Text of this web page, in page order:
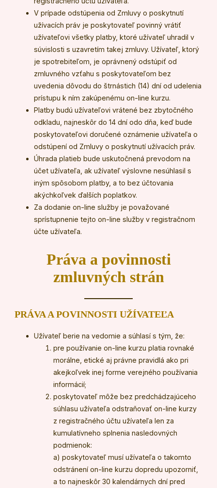
V prípade odstúpenia od Zmluvy o poskytnutí
užívacích práv je poskytovateľ povinný vrátiť
užívateľovi všetky platby, ktoré užívateľ uhradil v
súvislosti s uzavretím takej zmluvy. Užívateľ, ktorý
je spotrebiteľom, je oprávnený odstúpiť od
zmluvného vzťahu s poskytovateľom bez
uvedenia dôvodu do štrnástich (14) dní od udelenia
prístupu k ním zakúpenému on-line kurzu.
Platby budú užívateľovi vrátené bez zbytočného
odkladu, najneskôr do 14 dní odo dňa, keď bude
poskytovateľovi doručené oznámenie užívateľa o
odstúpení od Zmluvy o poskytnutí užívacích práv.
Úhrada platieb bude uskutočnená prevodom na
účet užívateľa, ak užívateľ výslovne nesúhlasil s
iným spôsobom platby, a to bez účtovania
akýchkoľvek ďalších poplatkov.
Za dodanie on-line služby je považované
sprístupnenie tejto on-line služby v registračnom
účte užívateľa.
Práva a povinnosti
zmluvných strán
PRÁVA A POVINNOSTI UŽÍVATEĽA
Užívateľ berie na vedomie a súhlasí s tým, že:
pre používanie on-line kurzu platia rovnaké
morálne, etické aj právne pravidlá ako pri
akejkoľvek inej forme verejného používania
informácií;
poskytovateľ môže bez predchádzajúceho
súhlasu užívateľa odstraňovať on-line kurzy
z registračného účtu užívateľa len za
kumulatívneho splnenia nasledovných
podmienok:
a) poskytovateľ musí užívateľa o takomto
odstránení on-line kurzu dopredu upozorniť,
a to najneskôr 30 kalendárnych dní pred